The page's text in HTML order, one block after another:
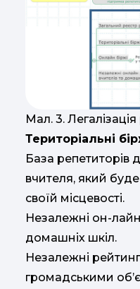
Мал. 3.
Територіальні
База репетиторів
вчителя, який
своїй місцевості.
Незалежні он-
домашніх шкіл.
Незалежні
громадськими